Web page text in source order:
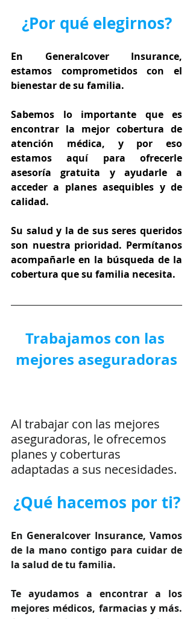
¿Por qué elegirnos?
En Generalcover Insurance,
estamos comprometidos con el
bienestar de su familia.
Sabemos lo importante que es
encontrar la mejor cobertura de
atención médica, y por eso
estamos aquí para ofrecerle
asesoría gratuita y ayudarle a
acceder a planes asequibles y de
calidad.
Su salud y la de sus seres queridos
son nuestra prioridad. Permítanos
acompañarle en la búsqueda de la
cobertura que su familia necesita.
Trabajamos con las
mejores aseguradoras
Al trabajar con las mejores
aseguradoras, le ofrecemos
planes y coberturas
adaptadas a sus necesidades.
¿Qué hacemos por ti?
En Generalcover Insurance, Vamos
de la mano contigo para cuidar de
la salud de tu familia.
Te ayudamos a encontrar a los
mejores médicos, farmacias y más.